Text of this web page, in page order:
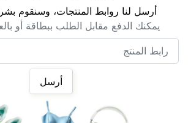
أرسل لنا روابط المنتجات، وسنقوم
يمكنك الدفع مقابل الطلب ببطاقة أو
أرسل